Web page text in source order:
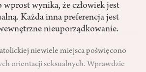
wprost wynika, że człowiek jest
Każda inna preferencja jest
nieuporządkowanie.
niewiele miejsca poświęcono
orientacji seksualnych. Wprawdzie